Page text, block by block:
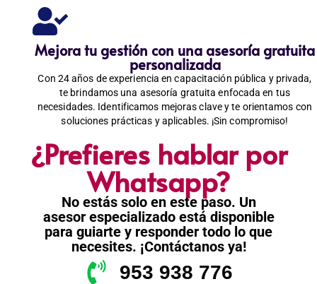
Mejora tu gestión con una asesoría gratuita
personalizada
Con 24 años de experiencia en capacitación pública y privada,
te brindamos una asesoría gratuita enfocada en tus
necesidades. Identificamos mejoras clave y te orientamos con
soluciones prácticas y aplicables. ¡Sin compromiso!
¿Prefieres hablar por
Whatsapp?
No estás solo en este paso. Un
asesor especializado está disponible
para guiarte y responder todo lo que
necesites. ¡Contáctanos ya!
953 938 776